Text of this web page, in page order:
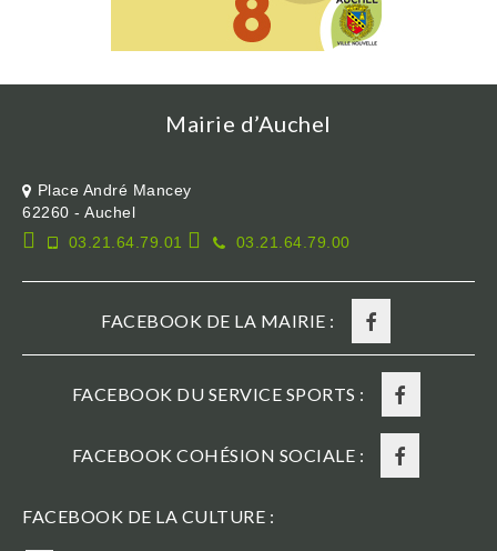
Mairie d’Auchel
Place André Mancey
62260 - Auchel
03.21.64.79.01
03.21.64.79.00
FACEBOOK DE LA MAIRIE :
FACEBOOK DU SERVICE SPORTS :
FACEBOOK COHÉSION SOCIALE :
FACEBOOK DE LA CULTURE :